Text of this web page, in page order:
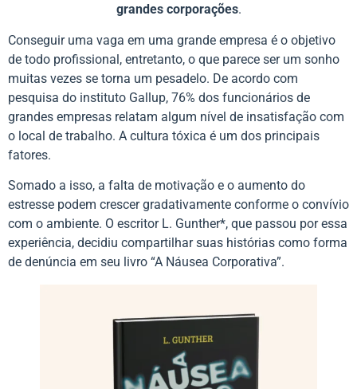
grandes corporações.
Conseguir uma vaga em uma grande empresa é o objetivo
de todo profissional, entretanto, o que parece ser um sonho
muitas vezes se torna um pesadelo. De acordo com
pesquisa do instituto Gallup, 76% dos funcionários de
grandes empresas relatam algum nível de insatisfação com
o local de trabalho. A cultura tóxica é um dos principais
fatores.
Somado a isso, a falta de motivação e o aumento do
estresse podem crescer gradativamente conforme o convívio
com o ambiente. O escritor L. Gunther*, que passou por essa
experiência, decidiu compartilhar suas histórias como forma
de denúncia em seu livro “A Náusea Corporativa”.